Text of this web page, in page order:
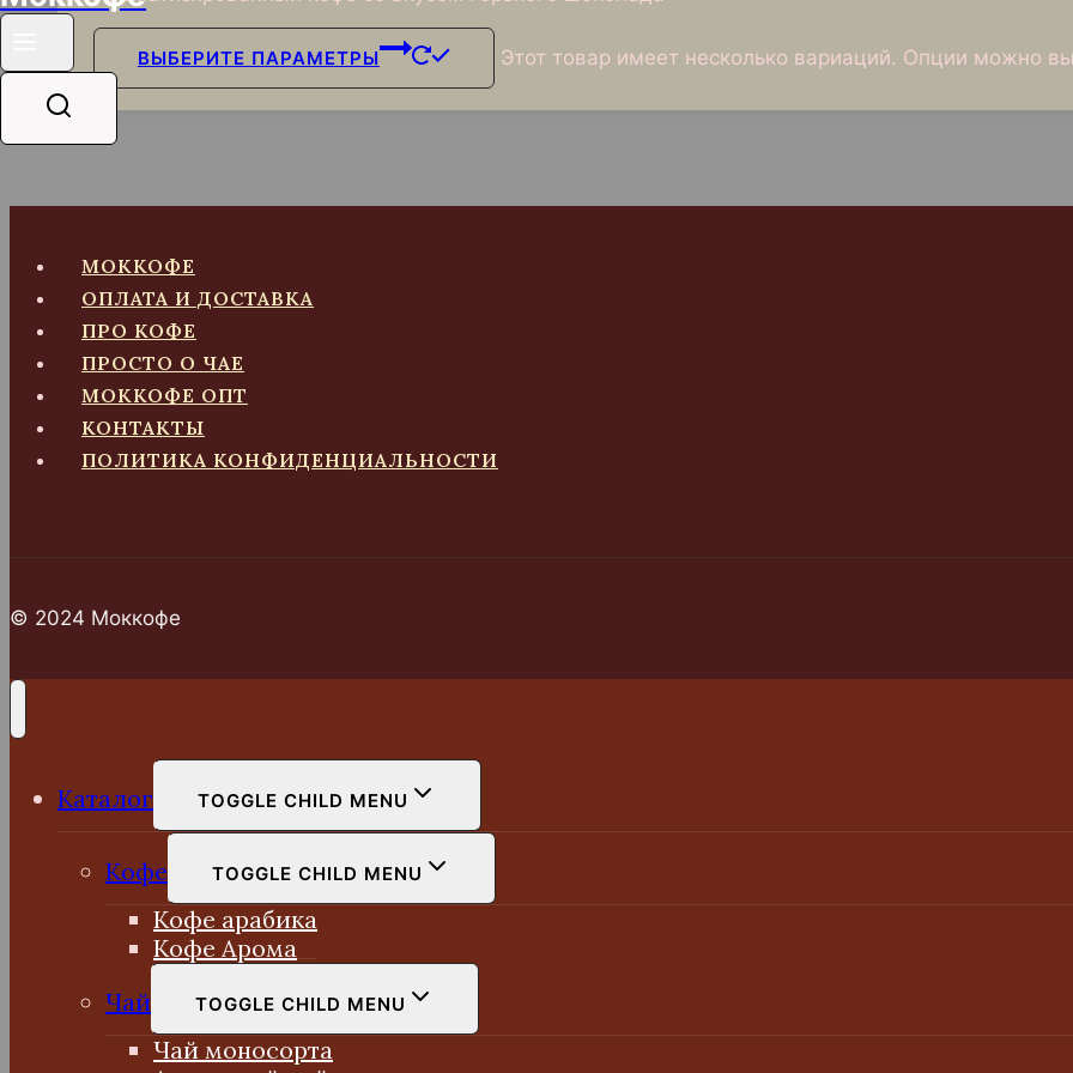
ВЫБЕРИТЕ ПАРАМЕТРЫ Этот товар имеет несколько вариаций. Опции можно
МОККОФЕ
ОПЛАТА И ДОСТАВКА
ПРО КОФЕ
ПРОСТО О ЧАЕ
МОККОФЕ ОПТ
КОНТАКТЫ
ПОЛИТИКА КОНФИДЕНЦИАЛЬНОСТИ
© 2024 Моккофе
Каталог TOGGLE CHILD MENU
Кофе TOGGLE CHILD MENU
Кофе арабика
Кофе Арома
Чай
TOGGLE CHILD MENU
Чай моносорта